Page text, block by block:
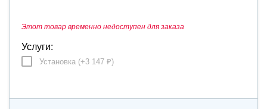
Этот товар временно недоступен для заказа
Услуги:
Установка (+3 147 ₽)